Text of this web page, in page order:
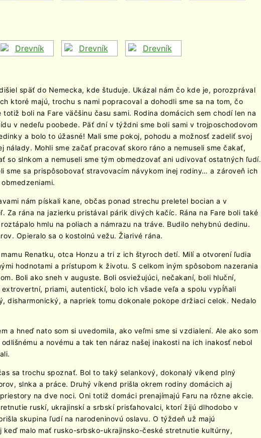
späť do Nemecka, kde študuje. Ukázal nám čo kde je, porozprával
ktoré majú, trochu s nami popracoval a dohodli sme sa na tom, čo
boli na Fare väčšinu času sami. Rodina domácich sem chodí len na
v nedeľu poobede. Päť dní v týždni sme boli sami v trojposchodovom
a bolo to úžasné! Mali sme pokoj, pohodu a možnosť zadeliť svoj
nálady. Mohli sme začať pracovať skoro ráno a nemuseli sme čakať,
so slnkom a nemuseli sme tým obmedzovať ani udivovať ostatných ľudí.
sme sa prispôsobovať stravovacím návykom inej rodiny… a zároveň ich
nám pískali kane, občas ponad strechu preletel bocian a v
Za rána na jazierku pristával párik divých kačíc. Rána na Fare boli také
hmlu na poliach a námrazu na tráve. Budilo nehybnú dedinu.
Opieralo sa o kostolnú vežu. Žiarivé rána.
Renatku, otca Honzu a tri z ich štyroch detí. Milí a otvorení ľudia
hodnotami a prístupom k životu. S celkom iným spôsobom nazerania
Boli ako sneh v auguste. Boli osviežujúci, nečakaní, boli hluční,
priami, autentickí, bolo ich všade veľa a spolu vypĺňali
disharmonický, a napriek tomu dokonale pokope držiaci celok. Nedalo
a hneď nato som si uvedomila, ako veľmi sme si vzdialení. Ale ako som
a novému a tak ten náraz našej inakosti na ich inakosť nebol
sa trochu spoznať. Bol to taký selankový, dokonalý víkend plný
slnka a práce. Druhý víkend prišla okrem rodiny domácich aj
na dve noci. Oni totiž domáci prenajímajú Faru na rôzne akcie.
ruskí, ukrajinskí a srbskí prisťahovalci, ktorí žijú dlhodobo v
skupina ľudí na narodeninovú oslavu. O týždeň už majú
malo mať rusko-srbsko-ukrajinsko-české stretnutie kultúrny,